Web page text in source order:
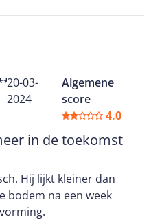
20-03-
2024
Algemene
score
4.0
in de toekomst
dan